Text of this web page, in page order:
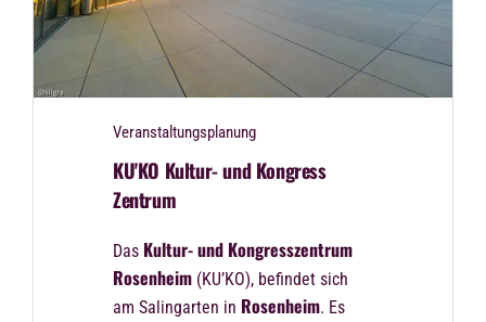
Veranstaltungsplanung
KU'KO Kultur- und Kongress
Zentrum
Das Kultur- und Kongresszentrum
Rosenheim (KU’KO), befindet sich
am Salingarten in Rosenheim. Es